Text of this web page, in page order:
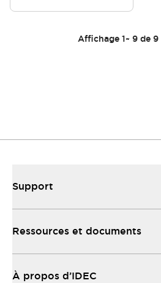
Affichage 1~ 9 de 9
Support
Ressources et documents
À propos d’IDEC